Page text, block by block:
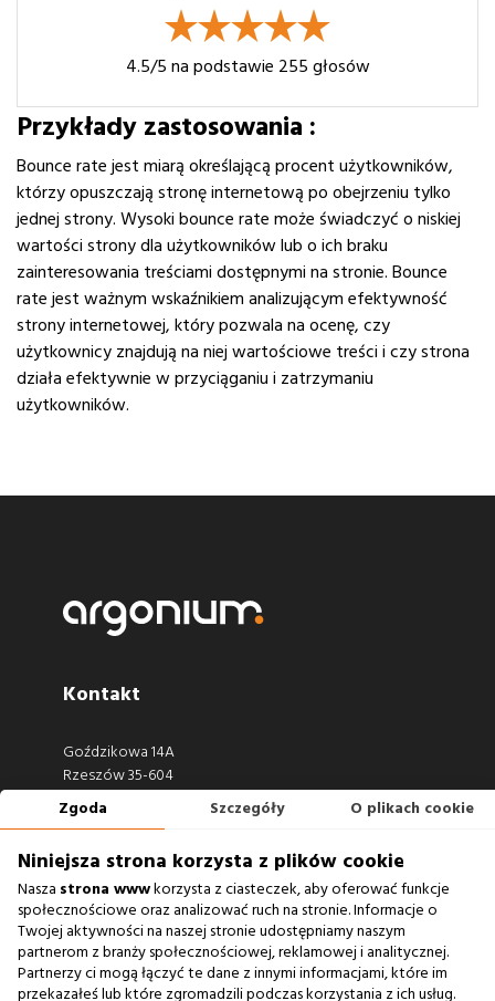
4.5/5 na podstawie 255 głosów
Przykłady zastosowania :
Bounce rate jest miarą określającą procent użytkowników,
którzy opuszczają stronę internetową po obejrzeniu tylko
jednej strony. Wysoki bounce rate może świadczyć o niskiej
wartości strony dla użytkowników lub o ich braku
zainteresowania treściami dostępnymi na stronie. Bounce
rate jest ważnym wskaźnikiem analizującym efektywność
strony internetowej, który pozwala na ocenę, czy
użytkownicy znajdują na niej wartościowe treści i czy strona
działa efektywnie w przyciąganiu i zatrzymaniu
użytkowników.
Kontakt
Goździkowa 14A
Rzeszów 35-604
Zobacz również
Agencja Interaktywna
Zgoda Szczegóły O plikach cookie
Niniejsza strona korzysta z plików cookie
Nasza strona wwwkorzysta z ciasteczek, aby oferować funkcje
społecznościowe oraz analizować ruch na stronie. Informacje o
Twojej aktywności na naszej stronie udostępniamy naszym
partnerom z branży społecznościowej, reklamowej i analitycznej.
Partnerzy ci mogą łączyć te dane z innymi informacjami, które im
przekazałeś lub które zgromadzili podczas korzystania z ich usług.